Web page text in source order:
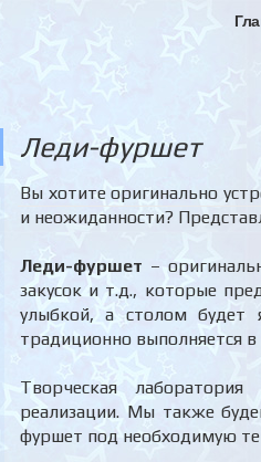
Леди-фуршет
Вы хотите оригинально
и неожиданности?
Леди-фуршет –
закусок и т.д., которые
улыбкой, а столом будет
традиционно выполняется
Творческая
реализации. Мы также
фуршет под необходимую